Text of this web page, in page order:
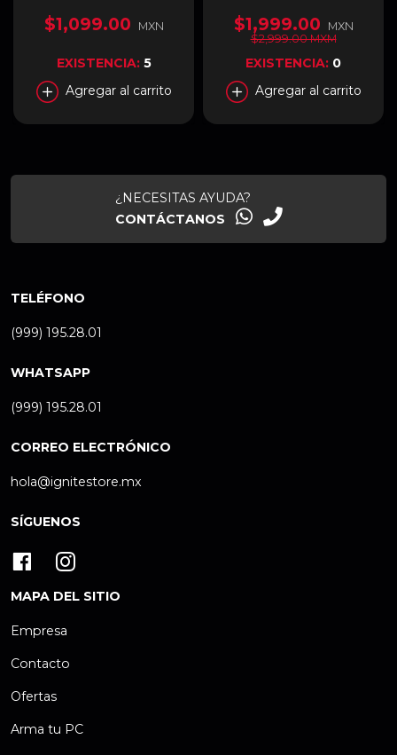
Teclas Multimedia | 2.4
GHz / Bluetooth 5.0 /
Blanco | BR-940412
$1,099.00 MXN
EXISTENCIA: 5
Agregar al carrito
Collection - 920-010670
$1,999.00
MXN
$2,999.00 MXM
EXISTENCIA: 0
Agregar al carrito
¿NECESITAS AYUDA?
CONTÁCTANOS
TELÉFONO
(999) 195.28.01
WHATSAPP
(999) 195.28.01
CORREO ELECTRÓNICO
hola@ignitestore.mx
SÍGUENOS
MAPA DEL SITIO
Empresa
Contacto
Ofertas
Arma tu PC